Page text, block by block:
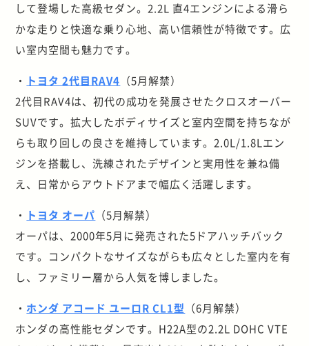
して登場した高級セダン。2.2L 直4エンジンによる滑ら
かな走りと快適な乗り心地、高い信頼性が特徴です。広
い室内空間も魅力です。
・ トヨタ 2代目RAV4 （5月解禁）
2代目RAV4は、初代の成功を発展させたクロスオーバー
SUVです。拡大したボディサイズと室内空間を持ちなが
らも取り回しの良さを維持しています。2.0L/1.8Lエン
ジンを搭載し、洗練されたデザインと実用性を兼ね備
え、日常からアウトドアまで幅広く活躍します。
・ トヨタ オーパ （5月解禁）
オーパは、2000年5月に発売された5ドアハッチバック
です。コンパクトなサイズながらも広々とした室内を有
し、ファミリー層から人気を博しました。
・ ホンダ アコード ユーロR CL1型 （6月解禁）
ホンダの高性能セダンです。H22A型の2.2L DOHC VTE